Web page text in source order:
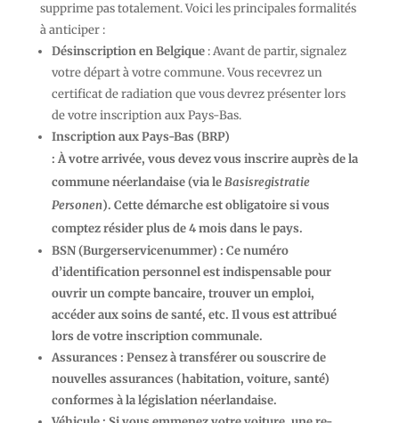
supprime pas totalement. Voici les principales formalités
à anticiper :
Désinscription en Belgique: Avant de partir, signalez
votre départ à votre commune. Vous recevrez un
certificat de radiation que vous devrez présenter lors
de votre inscription aux Pays-Bas.
Inscription aux Pays-Bas (BRP)
: À votre arrivée, vous devez vous inscrire auprès de la
commune néerlandaise (via leBasisregistratie
Personen). Cette démarche est obligatoire si vous
comptez résider plus de 4 mois dans le pays.
BSN (Burgerservicenummer) : Ce numéro
d’identification personnel est indispensable pour
ouvrir un compte bancaire, trouver un emploi,
accéder aux soins de santé, etc. Il vous est attribué
lors de votre inscription communale.
Assurances : Pensez à transférer ou souscrire de
nouvelles assurances (habitation, voiture, santé)
conformes à la législation néerlandaise.